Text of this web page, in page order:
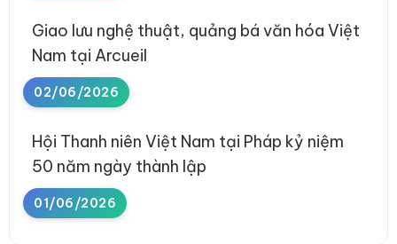
Giao lưu nghệ thuật, quảng bá văn hóa Việt
Nam tại Arcueil
02/06/2026
Hội Thanh niên Việt Nam tại Pháp kỷ niệm
50 năm ngày thành lập
01/06/2026